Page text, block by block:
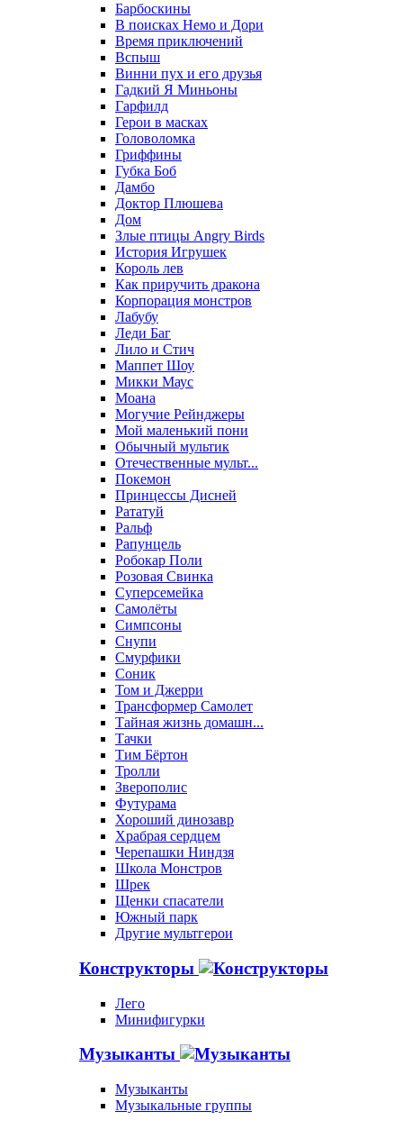
Барбоскины
В поисках Немо и Дори
Время приключений
Вспыш
Винни пух и его друзья
Гадкий Я Миньоны
Гарфилд
Герои в масках
Головоломка
Гриффины
Губка Боб
Дамбо
Доктор Плюшева
Дом
Злые птицы Angry Birds
История Игрушек
Король лев
Как приручить дракона
Корпорация монстров
Лабубу
Леди Баг
Лило и Стич
Маппет Шоу
Микки Маус
Моана
Могучие Рейнджеры
Мой маленький пони
Обычный мультик
Отечественные мульт...
Покемон
Принцессы Дисней
Рататуй
Ральф
Рапунцель
Робокар Поли
Розовая Свинка
Суперсемейка
Самолёты
Симпсоны
Снупи
Смурфики
Соник
Том и Джерри
Трансформер Самолет
Тайная жизнь домашн...
Тачки
Тим Бёртон
Тролли
Зверополис
Футурама
Хороший динозавр
Храбрая сердцем
Черепашки Ниндзя
Школа Монстров
Шрек
Щенки спасатели
Южный парк
Другие мультгерои
Конструкторы
Лего
Минифигурки
Музыканты
Музыканты
Музыкальные группы